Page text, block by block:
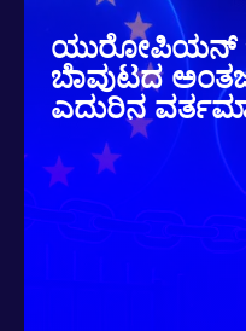
ಯುರೋಪಿಯನ್
ಬೆಾವುಟದ
ಎದುರಿನ